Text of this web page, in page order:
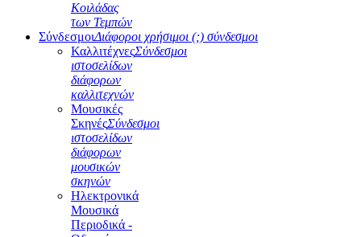
Κοιλάδας
των Τεμπών
ΣύνδεσμοιΔιάφοροι χρήσιμοι (;) σύνδεσμοι
ΚαλλιτέχνεςΣύνδεσμοι
ιστοσελίδων
διάφορων
καλλιτεχνών
Μουσικές
ΣκηνέςΣύνδεσμοι
ιστοσελίδων
διάφορων
μουσικών
σκηνών
Ηλεκτρονικά
Μουσικά
Περιοδικά -